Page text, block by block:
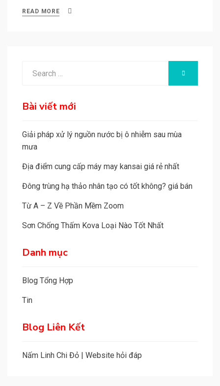
READ MORE
SEARCH
Bài viết mới
Giải pháp xử lý nguồn nước bị ô nhiễm sau mùa
mưa
Địa điểm cung cấp máy may kansai giá rẻ nhất
Đông trùng hạ thảo nhân tạo có tốt không? giá bán
Từ A – Z Về Phần Mềm Zoom
Sơn Chống Thấm Kova Loại Nào Tốt Nhất
Danh mục
Blog Tổng Hợp
Tin
Blog Liên Kết
Nấm Linh Chi Đỏ Website hỏi đáp